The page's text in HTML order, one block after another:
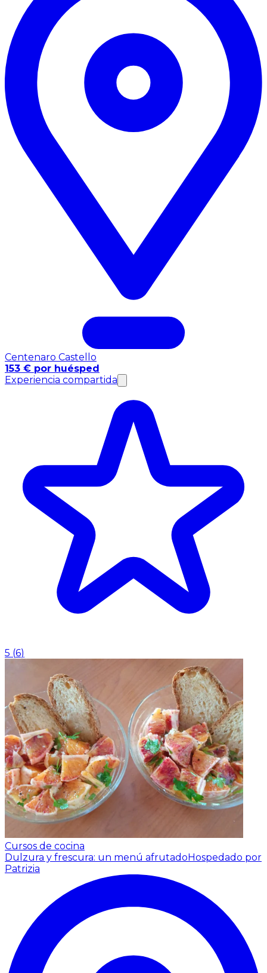
Centenaro Castello
153 € por huésped
Experiencia compartida
5 (6)
Cursos de cocina
Dulzura y frescura: un menú afrutadoHospedado por
Patrizia